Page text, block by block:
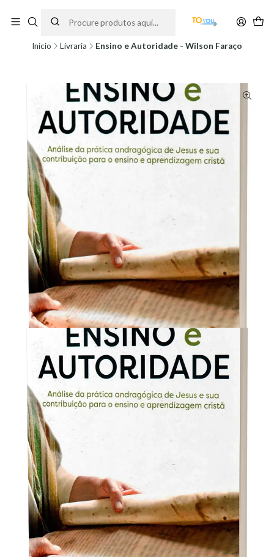
partir do dia 11 de Agosto, às 10H.
Início Livraria Ensino e Autoridade - Wilson Faraço